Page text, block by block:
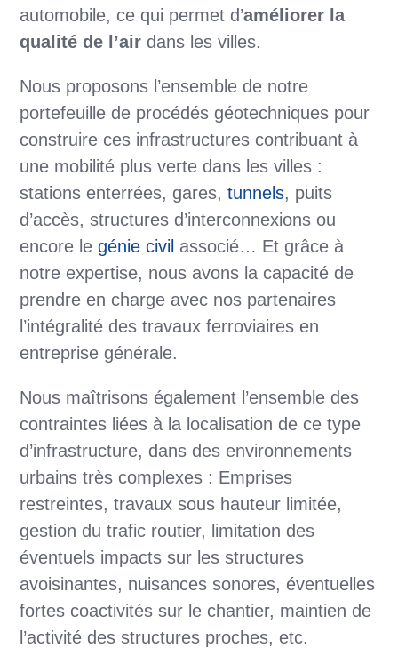
automobile, ce qui permet d’améliorer la
qualité de l’air dans les villes.
Nous proposons l’ensemble de notre
portefeuille de procédés géotechniques pour
construire ces infrastructures contribuant à
une mobilité plus verte dans les villes :
stations enterrées, gares,tunnels, puits
d’accès, structures d’interconnexions ou
encore legénie civil associé… Et grâce à
notre expertise, nous avons la capacité de
prendre en charge avec nos partenaires
l’intégralité des travaux ferroviaires en
entreprise générale.
Nous maîtrisons également l’ensemble des
contraintes liées à la localisation de ce type
d’infrastructure, dans des environnements
urbains très complexes : Emprises
restreintes, travaux sous hauteur limitée,
gestion du trafic routier, limitation des
éventuels impacts sur les structures
avoisinantes, nuisances sonores, éventuelles
fortes coactivités sur le chantier, maintien de
l’activité des structures proches, etc.